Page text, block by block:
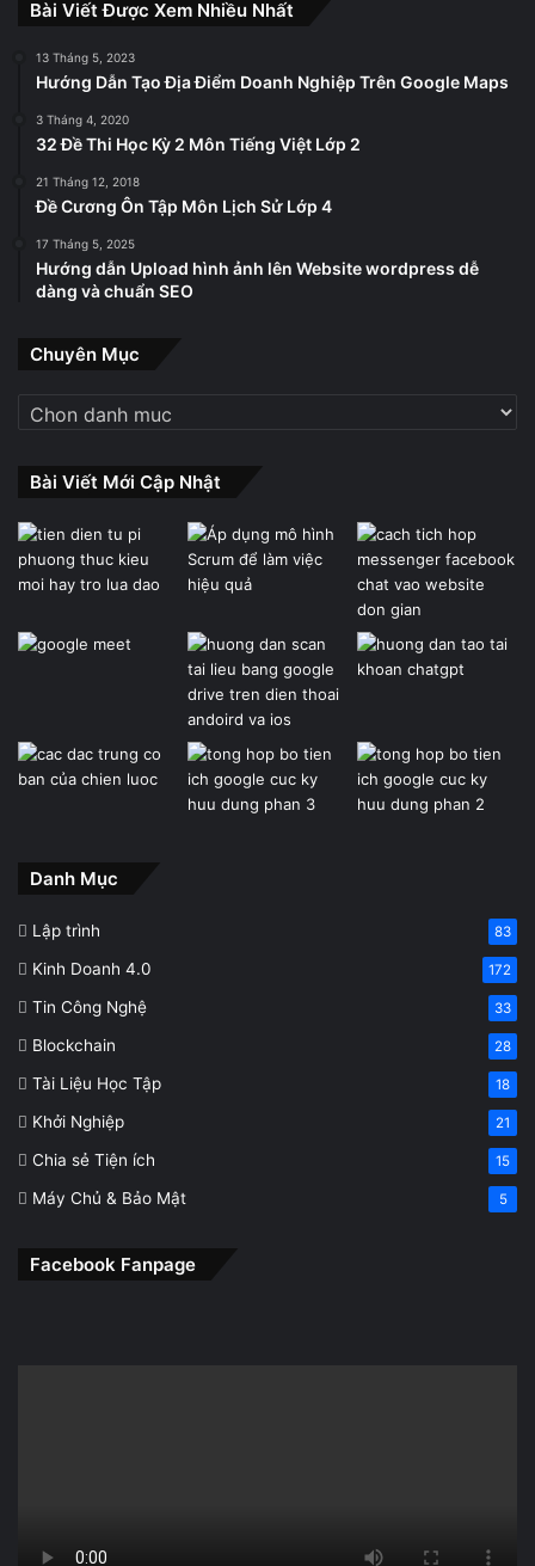
Bài Viết Được Xem Nhiều Nhất
13 Tháng 5, 2023
Hướng Dẫn Tạo Địa Điểm Doanh Nghiệp Trên Google Maps
3 Tháng 4, 2020
32 Đề Thi Học Kỳ 2 Môn Tiếng Việt Lớp 2
21 Tháng 12, 2018
Đề Cương Ôn Tập Môn Lịch Sử Lớp 4
17 Tháng 5, 2025
Hướng dẫn Upload hình ảnh lên Website wordpress dễ
dàng và chuẩn SEO
Chuyên Mục
Chuyên
Bài Viết Mới Cập Nhật
Danh Mục
Lập trình 83
Kinh Doanh 4.0 172
Tin Công Nghệ 33
Blockchain 28
Tài Liệu Học Tập 18
Khởi Nghiệp 21
Chia sẻ Tiện ích 15
Máy Chủ & Bảo Mật 5
Facebook Fanpage